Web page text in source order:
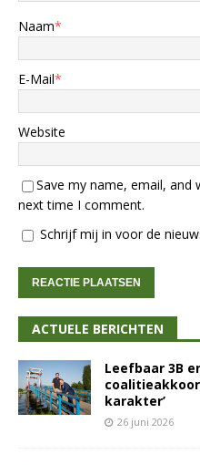
Naam*
E-Mail*
Website
Save my name, email,
next time I comment.
Schrijf mij in voor de
ACTUELE BERICHTEN
Leefbaar 3B
karakter’
26 juni 2026